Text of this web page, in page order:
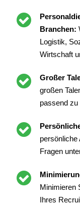
Branchen:
Logistik,
Wirtschaft
Großer
großen
passend zu
persönliche
Fragen
Minimieren
Ihres